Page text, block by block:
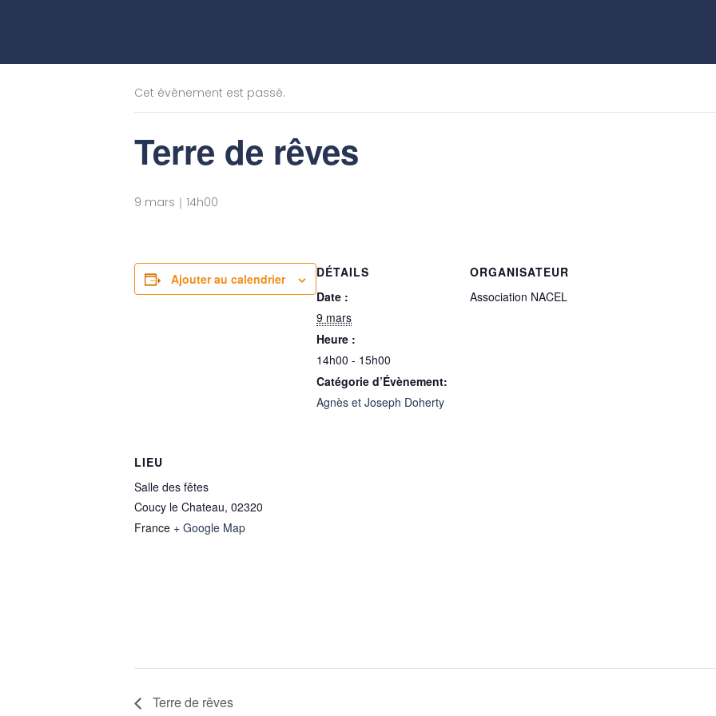
Cet évènement est passé.
Terre de rêves
9 mars｜14h00
Ajouter au calendrier
DÉTAILS
Date :
9 mars
Heure :
14h00 - 15h00
Catégorie d’Évènement:
Agnès et Joseph Doherty
ORGANISATEUR
Association NACEL
LIEU
Salle des fêtes
Coucy le Chateau, 02320
France + Google Map
Terre de rêves